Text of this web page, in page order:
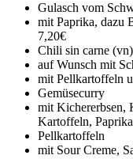
Gulasch vom
mit Paprika, dazu
7,20€
Chili sin carne (vn)
auf Wunsch mit
mit Pellkartoffeln
Gemüsecurry
mit Kichererbsen,
Kartoffeln,
Pellkartoffeln
mit Sour Creme,